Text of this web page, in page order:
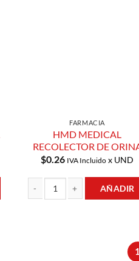
FARMACIA
HMD MEDICAL
RECOLECTOR DE
$0.26 IVA Incluido x UND
AÑADIR
1